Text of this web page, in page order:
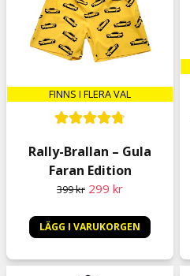
FINNS I FLERA VAL
Rally-Brallan – Gula
Faran Edition
399 kr 299 kr
LÄGG I VARUKORGEN